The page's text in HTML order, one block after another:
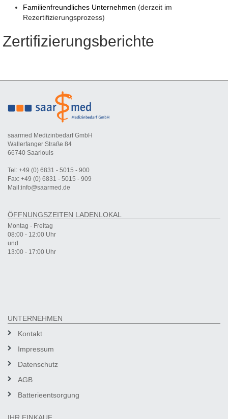
Familienfreundliches Unternehmen (derzeit im
Rezertifizierungsprozess)
Zertifizierungsberichte
saarmed Medizinbedarf GmbH
Wallerfanger Straße 84
66740 Saarlouis
Tel: +49 (0) 6831 - 5015 - 900
Fax: +49 (0) 6831 - 5015 - 909
Mail:info@saarmed.de
ÖFFNUNGSZEITEN LADENLOKAL
Montag - Freitag
08:00 - 12:00 Uhr
und
13:00 - 17:00 Uhr
UNTERNEHMEN
Kontakt
Impressum
Datenschutz
AGB
Batterieentsorgung